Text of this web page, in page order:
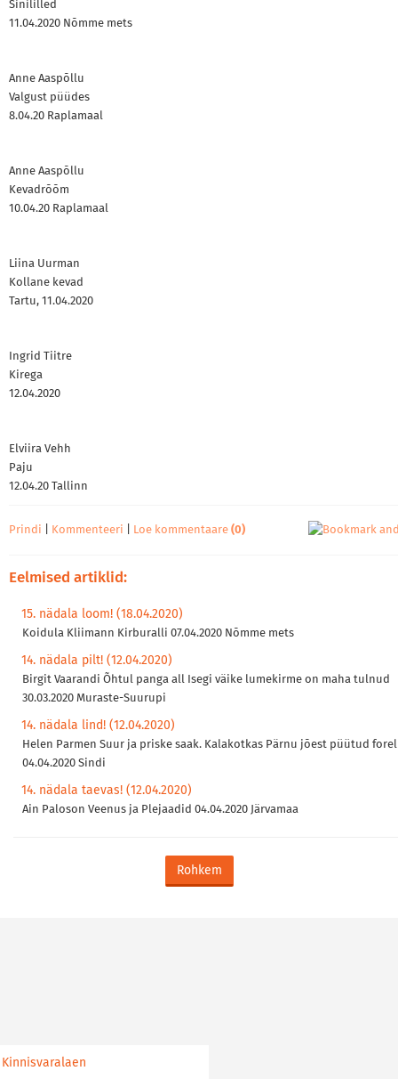
Sinililled
11.04.2020 Nõmme mets
Anne Aaspõllu
Valgust püüdes
8.04.20 Raplamaal
Anne Aaspõllu
Kevadrõõm
10.04.20 Raplamaal
Liina Uurman
Kollane kevad
Tartu, 11.04.2020
Ingrid Tiitre
Kirega
12.04.2020
Elviira Vehh
Paju
12.04.20 Tallinn
Prindi Kommenteeri Loe kommentaare (0)
Eelmised artiklid:
15. nädala loom! (18.04.2020)
Koidula Kliimann Kirburalli 07.04.2020 Nõmme mets
14. nädala pilt! (12.04.2020)
Birgit Vaarandi Õhtul panga all Isegi väike lumekirme on maha tulnud
30.03.2020 Muraste-Suurupi
14. nädala lind! (12.04.2020)
Helen Parmen Suur ja priske saak. Kalakotkas Pärnu jõest püütud
04.04.2020 Sindi
14. nädala taevas! (12.04.2020)
Ain Paloson Veenus ja Plejaadid 04.04.2020 Järvamaa
Rohkem
Kinnisvaralaen